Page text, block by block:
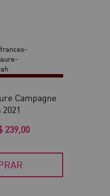
Campagne
239,00